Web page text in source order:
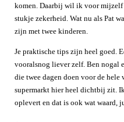
komen. Daarbij wil ik voor mijzelf
stukje zekerheid. Wat nu als Pat
zijn met twee kinderen.
Je praktische tips zijn heel goed.
vooralsnog liever zelf. Ben nogal
die twee dagen doen voor de hele
supermarkt hier heel dichtbij zit.
oplevert en dat is ook wat waard,